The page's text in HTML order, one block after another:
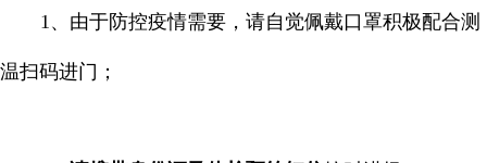
1 、由于防控疫情需要，请自觉佩戴口罩积极配合测
温扫码进门；